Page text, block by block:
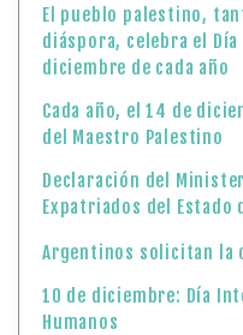
El pueblo palestino,
diáspora, celebra el
diciembre de cada año
Cada año, el 14 de
del Maestro Palestino
Declaración del
Expatriados del Estado
Argentinos solicitan la
10 de diciembre: Día
Humanos